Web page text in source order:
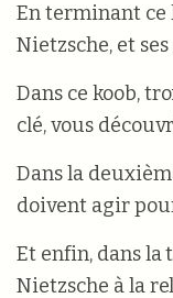
En terminant ce
Nietzsche, et
Dans ce koob,
clé, vous
Dans la
doivent agir
Et enfin, dans la
Nietzsche à la